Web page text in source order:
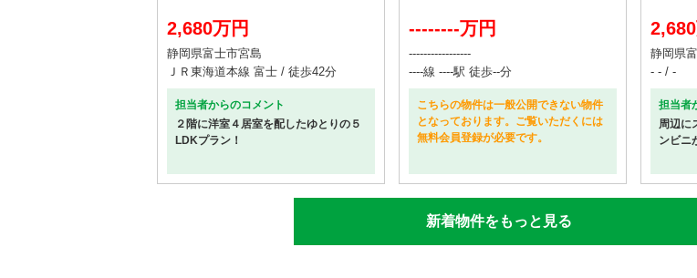
2,680万円
静岡県富士市宮島
ＪＲ東海道本線 富士 / 徒歩42分
担当者からのコメント
２階に洋室４居室を配したゆとりの５
LDKプラン！
--------万円
-----------------
----線 ----駅 徒歩--分
こちらの物件は一般公開できない物件
となっております。ご覧いただくには
無料会員登録が必要です。
静岡県
- - / -
担当者
周辺に
ンビニ
新着物件をもっと見る